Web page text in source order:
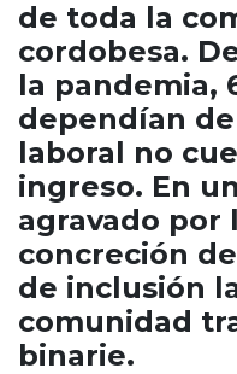
de toda la
cordobesa.
la pandemia,
dependían
laboral no
ingreso. En
agravado por
concreción
de inclusión
comunidad
binarie.